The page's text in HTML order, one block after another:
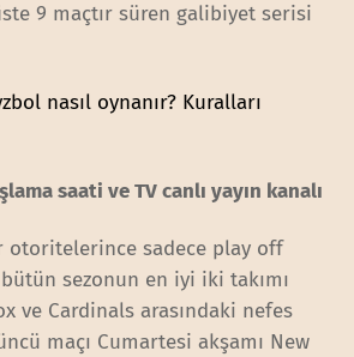
9 maçtır süren galibiyet serisi
nasıl oynanır? Kuralları
saati ve TV canlı yayın kanalı
otoritelerince sadece play off
sezonun en iyi iki takımı
ve Cardinals arasındaki nefes
maçı Cumartesi akşamı New